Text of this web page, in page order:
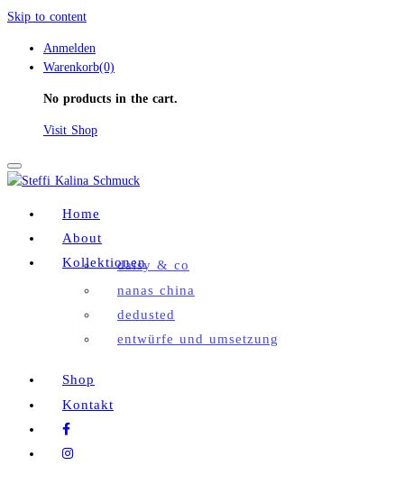
Skip to content
Anmelden
Warenkorb(0)
No products in the cart.
Visit Shop
Toggle
Home
About
Kollektionendaisy & co
nanas china
dedusted
entwürfe und umsetzung
Shop
Kontakt